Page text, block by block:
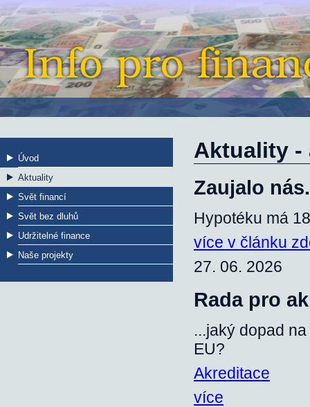
Úvod
Aktuality
Svět financí
Svět bez dluhů
Udržitelné finance
Naše projekty
Aktuality -
Zaujalo
Hypotéku má
více v článku
27. 06. 2026
Rada pro
...jaký dopad
EU?
Akreditace
více